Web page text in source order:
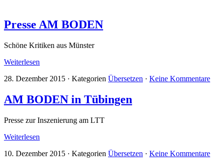
Presse AM BODEN
Schöne Kritiken aus Münster
Weiterlesen
28. Dezember 2015 · Kategorien Übersetzen · Keine Kommentare
AM BODEN in Tübingen
Presse zur Inszenierung am LTT
Weiterlesen
10. Dezember 2015 · Kategorien Übersetzen · Keine Kommentare